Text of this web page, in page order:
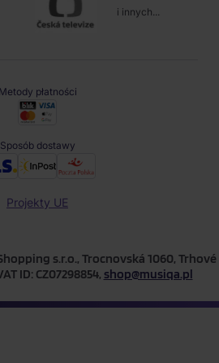
i innych...
Metody płatności
Sposób dostawy
Projekty UE
s.r.o., Trocnovská 1060, Trhové
ID: CZ07298854, shop@musiqa.pl